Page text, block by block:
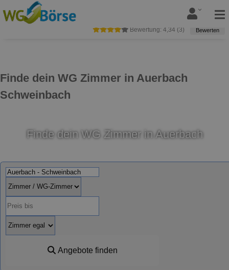
Finde dein WG Zimmer in Auerbach
Schweinbach
Bewertung: 4,34 (3) Bewerten
Finde dein WG Zimmer in Auerbach
Angebote finden